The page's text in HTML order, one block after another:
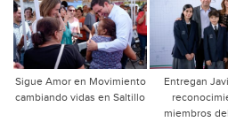
Sigue Amor en Movimiento
cambiando vidas en Saltillo
Entregan
miembros